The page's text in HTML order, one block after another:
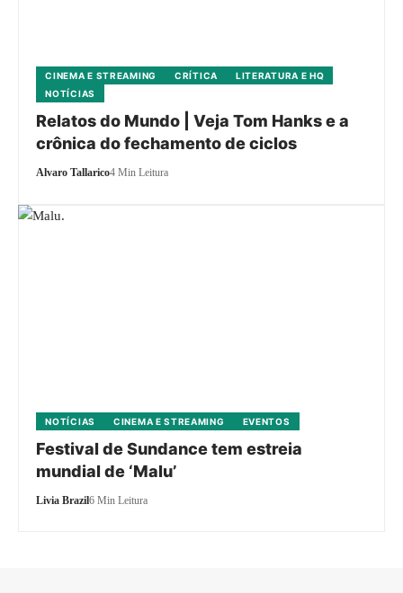
CINEMA E STREAMING CRÍTICA
LITERATURA E HQ
NOTÍCIAS
Relatos do Mundo | Veja Tom Hanks e a
crônica do fechamento de ciclos
Alvaro Tallarico4 Min Leitura
NOTÍCIAS CINEMA E STREAMING EVENTOS
Festival de Sundance tem estreia
mundial de ‘Malu’
Livia Brazil6 Min Leitura